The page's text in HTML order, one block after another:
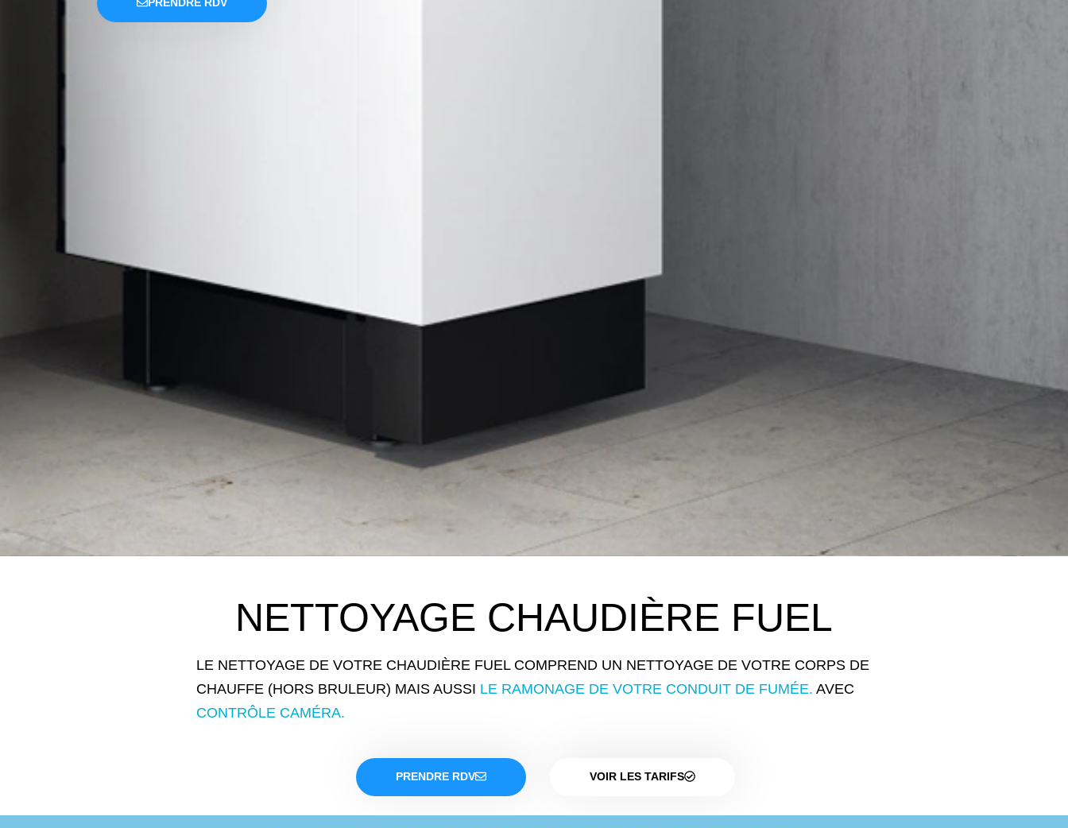
NETTOYAGE CHAUDIÈRE FUEL
LE NETTOYAGE DE VOTRE CHAUDIÈRE FUEL COMPREND UN NETTOYAGE DE VOTRE CORPS DE
CHAUFFE (HORS BRULEUR) MAIS AUSSI LE RAMONAGE DE VOTRE CONDUIT DE FUMÉE. AVEC
CONTRÔLE CAMÉRA.
PRENDRE RDV VOIR LES TARIFS